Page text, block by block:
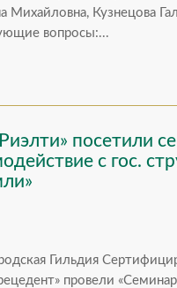
Михайловна, Кузнецова
вопросы:...
посетили
с гос.
Гильдия
провели